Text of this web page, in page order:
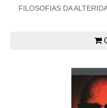
FILOSOFIAS DA